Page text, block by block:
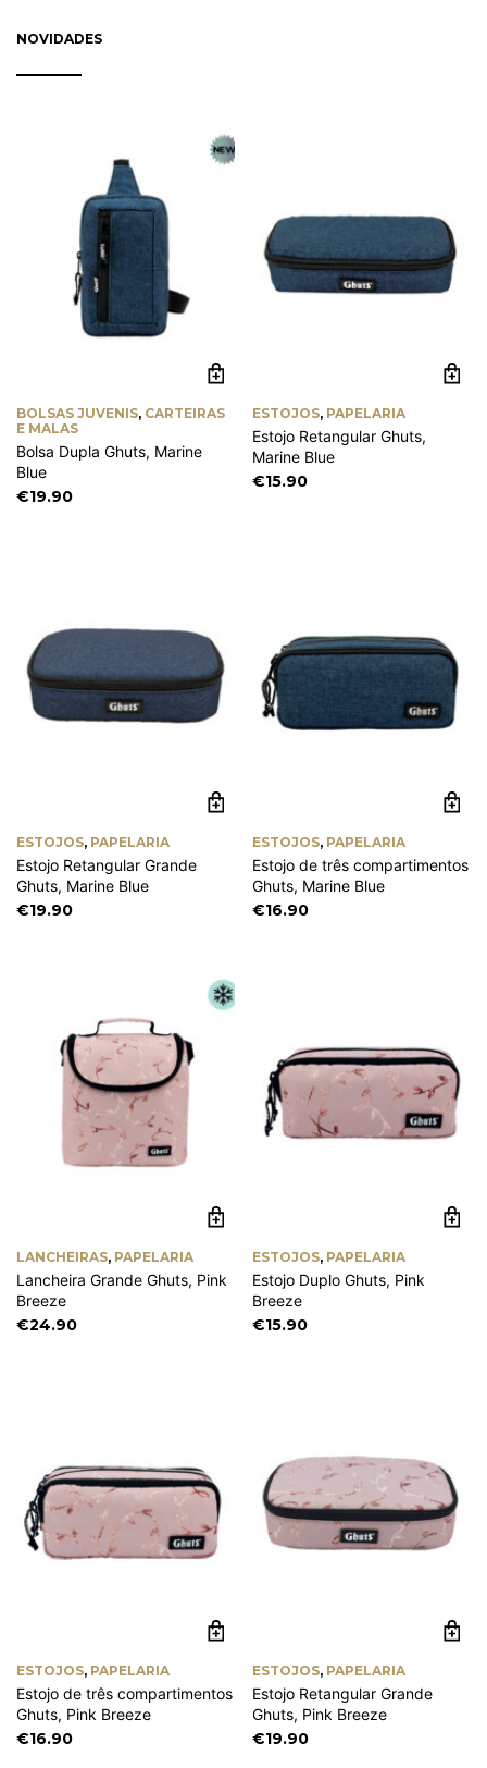
NOVIDADES
BOLSAS JUVENIS, CARTEIRAS
E MALAS
Bolsa Dupla Ghuts, Marine
Blue
€19.90
ESTOJOS, PAPELARIA
Estojo Retangular Ghuts,
Marine Blue
€15.90
ESTOJOS, PAPELARIA
Estojo Retangular Grande
Ghuts, Marine Blue
€19.90
ESTOJOS, PAPELARIA
Estojo de três compartimentos
Ghuts, Marine Blue
€16.90
LANCHEIRAS, PAPELARIA
Lancheira Grande Ghuts, Pink
Breeze
€24.90
ESTOJOS, PAPELARIA
Estojo Duplo Ghuts, Pink
Breeze
€15.90
ESTOJOS, PAPELARIA
Estojo de três compartimentos
Ghuts, Pink Breeze
€16.90
ESTOJOS, PAPELARIA
Estojo Retangular Grande
Ghuts, Pink Breeze
€19.90